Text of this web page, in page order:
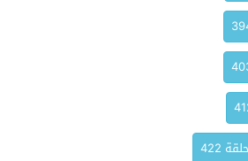
حلقة 422